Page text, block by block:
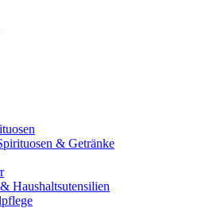
& Getränke
Haushaltsutensilien